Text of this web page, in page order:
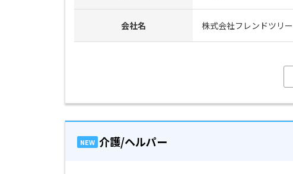
会社名 株式会社フレンドツリー
NEW 介護/ヘルパー